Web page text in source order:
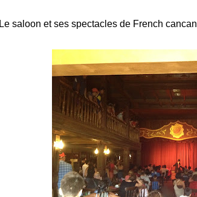
Le saloon et ses spectacles de French cancan